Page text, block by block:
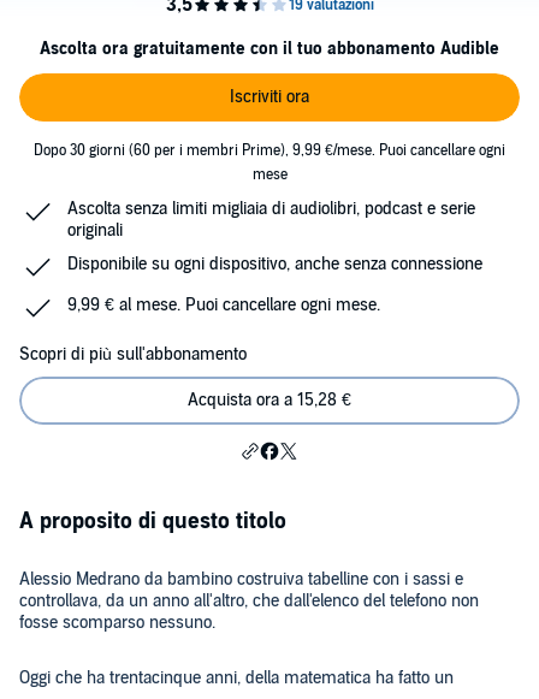
Ascolta ora gratuitamente con il tuo abbonamento Audible
Iscriviti ora
Dopo 30 giorni (60 per i membri Prime), 9,99 €/mese. Puoi cancellare ogni
mese
Ascolta senza limiti migliaia di audiolibri, podcast e serie
originali
Disponibile su ogni dispositivo, anche senza connessione
9,99 € al mese. Puoi cancellare ogni mese.
Scopri di più sull'abbonamento
Acquista ora a 15,28 €
A proposito di questo titolo
Alessio Medrano da bambino costruiva tabelline con i sassi e
controllava, da un anno all'altro, che dall'elenco del telefono non
fosse scomparso nessuno.
Oggi che ha trentacinque anni, della matematica ha fatto un